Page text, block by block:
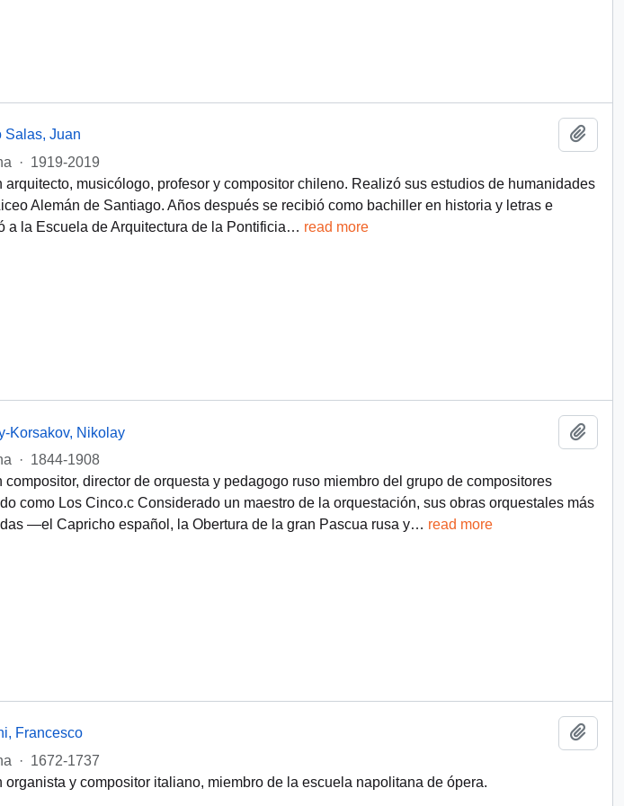
Salas, Juan
· 1919-2019
arquitecto, musicólogo, profesor y compositor chileno. Realizó sus estudios de humanidades
Alemán de Santiago. Años después se recibió como bachiller en historia y letras e
a la Escuela de Arquitectura de la Pontificia… read more
Korsakov, Nikolay
· 1844-1908
compositor, director de orquesta y pedagogo ruso miembro del grupo de compositores
como Los Cinco.c​ Considerado un maestro de la orquestación, sus obras orquestales más
—el Capricho español, la Obertura de la gran Pascua rusa y… read more
Francesco
· 1672-1737
organista y compositor italiano, miembro de la escuela napolitana de ópera.